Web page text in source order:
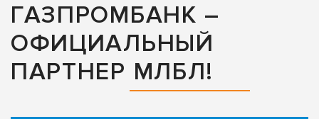
ГАЗПРОМБАНК –
ОФИЦИАЛЬНЫЙ
ПАРТНЕР МЛБЛ!